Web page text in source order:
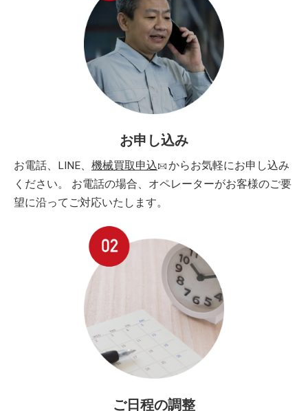
お申し込み
お電話、LINE、 機械買取申込
からお気軽にお申し込み
ください。 お電話の場合、オペレーターがお客様のご要
望に沿ってご対応いたします。
ご日程の調整